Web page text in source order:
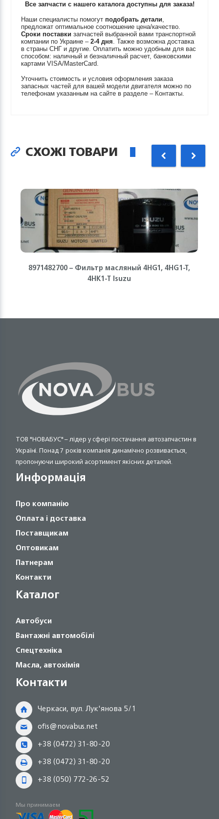
Все запчасти с нашего каталога доступны для заказа!
Наши специалисты помогут подобрать детали,
предложат оптимальное соотношение цена/качество.
Сроки поставки запчастей выбранной вами транспортной
компании по Украине –2-4 дня. Также возможна доставка
в страны СНГ и другие. Оплатить можно удобным для вас
способом: наличный и безналичный расчет, банковскими
картами VISA/MasterCard.
Уточнить стоимость и условия оформления заказа
запасных частей для вашей модели двигателя можно по
телефонам указанным на сайте в разделе – Контакты.
СХОЖІ ТОВАРИ
8971482700 – Фильтр масляный 4HG1, 4HG1-T,
4HK1-T Isuzu
ТОВ "НОВАБУС" – лідер у сфері постачання автозапчастин в
Україні. Понад 7 років компанія динамічно розвивається,
пропонуючи широкий асортимент якісних деталей.
Информація
Про компанію
Оплата і доставка
Поставщикам
Оптовикам
Патнерам
Контакти
Каталог
Автобуси
Вантажні автомобілі
Спецтехніка
Масла, автохімія
Контакти
Черкаси, вул. Лук'янова 5/1
ofis@novabus.net
+38 (0472) 31-80-20
+38 (0472) 31-80-20
+38 (050) 772-26-52
Мы принимаем